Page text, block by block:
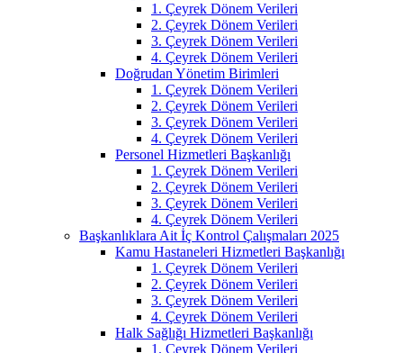
1. Çeyrek Dönem Verileri
2. Çeyrek Dönem Verileri
3. Çeyrek Dönem Verileri
4. Çeyrek Dönem Verileri
Doğrudan Yönetim Birimleri
1. Çeyrek Dönem Verileri
2. Çeyrek Dönem Verileri
3. Çeyrek Dönem Verileri
4. Çeyrek Dönem Verileri
Personel Hizmetleri Başkanlığı
1. Çeyrek Dönem Verileri
2. Çeyrek Dönem Verileri
3. Çeyrek Dönem Verileri
4. Çeyrek Dönem Verileri
Başkanlıklara Ait İç Kontrol Çalışmaları 2025
Kamu Hastaneleri Hizmetleri Başkanlığı
1. Çeyrek Dönem Verileri
2. Çeyrek Dönem Verileri
3. Çeyrek Dönem Verileri
4. Çeyrek Dönem Verileri
Halk Sağlığı Hizmetleri Başkanlığı
1. Çeyrek Dönem Verileri